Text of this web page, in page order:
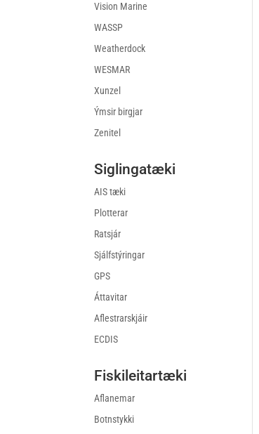
Vision Marine
WASSP
Weatherdock
WESMAR
Xunzel
Ýmsir birgjar
Zenitel
Siglingatæki
AIS tæki
Plotterar
Ratsjár
Sjálfstýringar
GPS
Áttavitar
Aflestrarskjáir
ECDIS
Fiskileitartæki
Aflanemar
Botnstykki